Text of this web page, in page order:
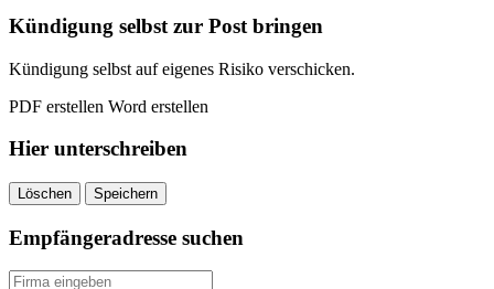
Kündigung selbst zur Post bringen
Kündigung selbst auf eigenes Risiko verschicken.
PDF erstellen Word erstellen
Hier unterschreiben
Löschen Speichern
Empfängeradresse suchen